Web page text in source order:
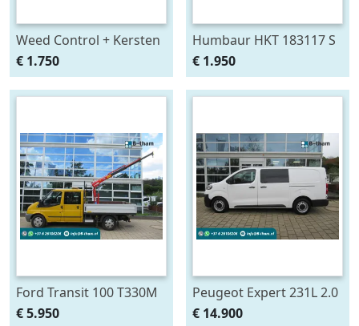
Weed Control + Kersten
Traction-Comp + Air LPG
Hydrostaat
Onkruidbrander
€ 1.750
Humbaur HKT 183117 S
Machine transporter
Kipper (bj 2016)
€ 1.950
Ford Transit 100 T330M
2.4 TDCI DOKA + Maxilift
€ 5.950
Peugeot Expert 231L 2.0
Blue HDI 120 Pro DOKA
€ 14.900